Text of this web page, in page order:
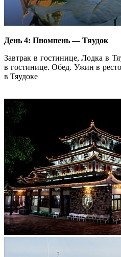
День 4: Пномпень — Тяудок
Завтрак в гостинице, Лодка в
в гостинице. Обед. Ужин в
в Тяудоке